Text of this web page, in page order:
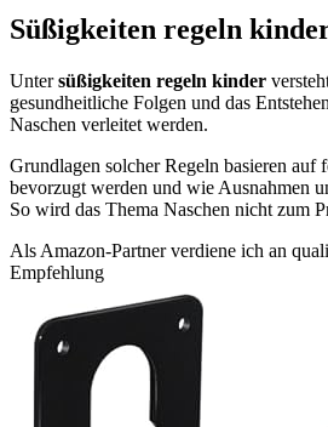
Süßigkeiten regeln
Untersüßigkeiten regeln kinder
gesundheitliche Folgen und das
Naschen verleitet werden.
Grundlagen solcher Regeln basieren
bevorzugt werden und wie Ausnahmen
So wird das Thema Naschen nicht zum
Als Amazon-Partner verdiene ich an
Empfehlung